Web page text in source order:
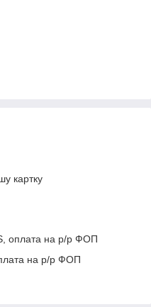
картку
оплата на р/р ФОП
на р/р ФОП